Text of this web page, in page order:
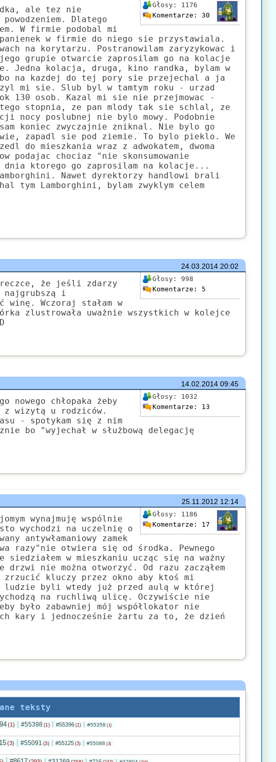
Głosy: 1176
Komentarze: 30
ale tez nie
Dlatego
W firmie podobal mi
w firmie do niego sie przystawiala.
na korytarzu. Postranowilam zaryzykowac i
grupie otwarcie zaprosilam go na kolacje
kolacja, druga, kino randka, bylam w
na kazdej do tej pory sie przejechal a ja
mi sie. Slub byl w tamtym roku - urzad
130 osob. Kazal mi sie nie przejmowac -
stopnia, ze pan mlody tak sie schlal, ze
nocy poslubnej nie bylo mowy. Podobnie
koniec zwyczajnie zniknal. Nie bylo go
zapadl sie pod ziemie. To bylo pieklo. We
do mieszkania wraz z adwokatem, dwoma
podajac chociaz "nie skonsumowanie
dnia ktorego go zaprosilam na kolacje...
Nawet dyrektorzy handlowi brali
tym Lamborghini, bylam zwyklym celem
24.03.201420:02
Głosy: 998
Komentarze: 5
że jeśli zdarzy
i
Wczoraj stałam w
zlustrowała uważnie wszystkich w kolejce
14.02.201409:45
Głosy: 1032
Komentarze: 13
nowego chłopaka żeby
z wizytą u rodziców.
- spotykam się z nim
bo "wyjechał w służbową delegację
25.11.2012 12:14
Głosy: 1186
Komentarze: 17
wynajmuję wspólnie
wychodzi na uczelnię o
antywłamaniowy zamek
razy"nie otwiera się od środka. Pewnego
w mieszkaniu ucząc się na ważny
nie można otworzyć. Od razu zacząłem
zrzucić kluczy przez okno aby ktoś mi
ludzie byli wtedy już przed aulą w której
na ruchliwą ulicę. Oczywiście nie
było zabawniej mój współlokator nie
kary i jednocześnie żartu za to, że dzień
teksty
(1) #55398 (1) #55396 (1) #55358 (1)
(3) #55091 (3) #55125 (3) #55088 (3)